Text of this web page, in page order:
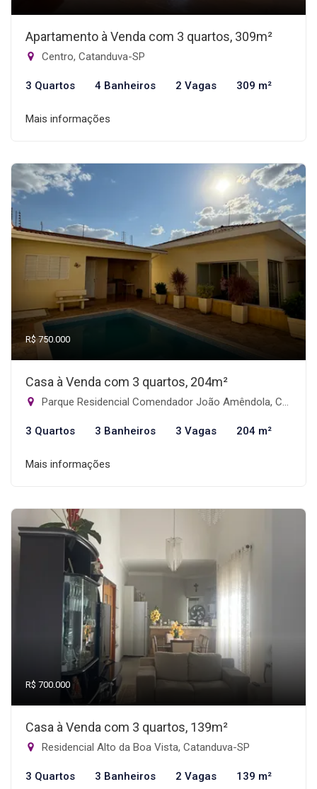
Apartamento à Venda com 3 quartos, 309m²
Centro, Catanduva-SP
3 Quartos 4 Banheiros 2 Vagas 309 m²
Mais informações
R$ 750.000
Casa à Venda com 3 quartos, 204m²
Parque Residencial Comendador João Amêndola, Catanduva-SP
3 Quartos 3 Banheiros 3 Vagas 204 m²
Mais informações
R$ 700.000
Casa à Venda com 3 quartos, 139m²
Residencial Alto da Boa Vista, Catanduva-SP
3 Quartos 3 Banheiros 2 Vagas 139 m²